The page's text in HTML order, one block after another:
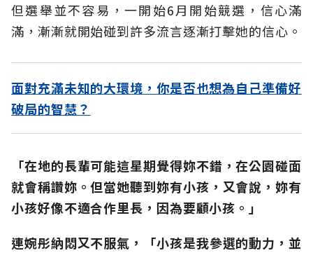
但選舉並不容易，一開始6月開始競選，信心滿
滿，漸漸就開始碰到許多流言逐漸打擊她的信心。
面對充滿未知的大環境，你是否也想為自己準備好
破局的智慧？
「在地的長輩可能這星期覺得妳不錯，在公園碰面
就會稱讚妳。但當她聽到妳有小孩，又會說，妳有
小孩好像不適合作里長，因為要顧小孩。」
連婉彤納悶又不服氣，「小孩是我參選的動力，並